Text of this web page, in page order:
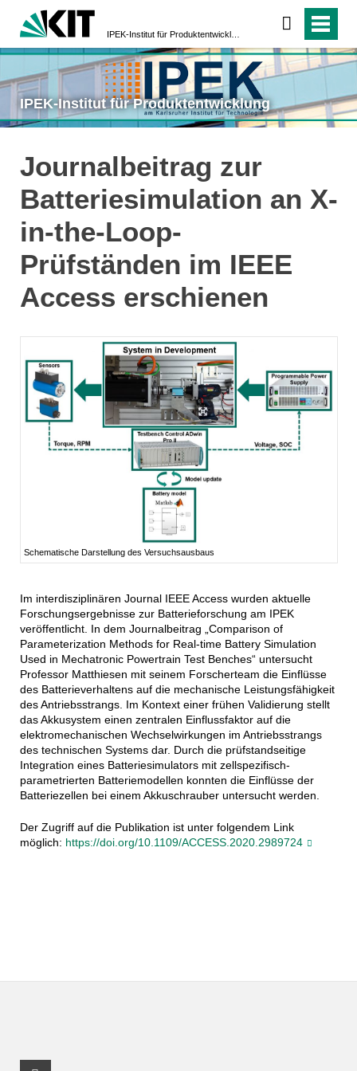
IPEK-Institut für Produktentwicklung
Journalbeitrag zur
Batteriesimulation an X-
in-the-Loop-
Prüfständen im IEEE
Access erschienen
Schematische Darstellung des Versuchsausbaus
Im interdisziplinären Journal IEEE Access wurden aktuelle
Forschungsergebnisse zur Batterieforschung am IPEK
veröffentlicht. In dem Journalbeitrag „Comparison of
Parameterization Methods for Real-time Battery Simulation
Used in Mechatronic Powertrain Test Benches“ untersucht
Professor Matthiesen mit seinem Forscherteam die Einflüsse
des Batterieverhaltens auf die mechanische Leistungsfähigkeit
des Antriebsstrangs. Im Kontext einer frühen Validierung stellt
das Akkusystem einen zentralen Einflussfaktor auf die
elektromechanischen Wechselwirkungen im Antriebsstrangs
des technischen Systems dar. Durch die prüfstandseitige
Integration eines Batteriesimulators mit zellspezifisch-
parametrierten Batteriemodellen konnten die Einflüsse der
Batteriezellen bei einem Akkuschrauber untersucht werden.
Der Zugriff auf die Publikation ist unter folgendem Link
möglich: https://doi.org/10.1109/ACCESS.2020.2989724